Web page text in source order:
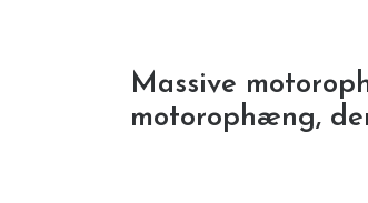
Massive
motorophæng,